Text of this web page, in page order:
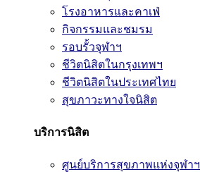
โรงอาหารและคาเฟ่
กิจกรรมและชมรม
รอบรั้วจุฬาฯ
ชีวิตนิสิตในกรุงเทพฯ
ชีวิตนิสิตในประเทศไทย
สุขภาวะทางใจนิสิต
บริการนิสิต
ศูนย์บริการสุขภาพแห่งจุฬาฯ